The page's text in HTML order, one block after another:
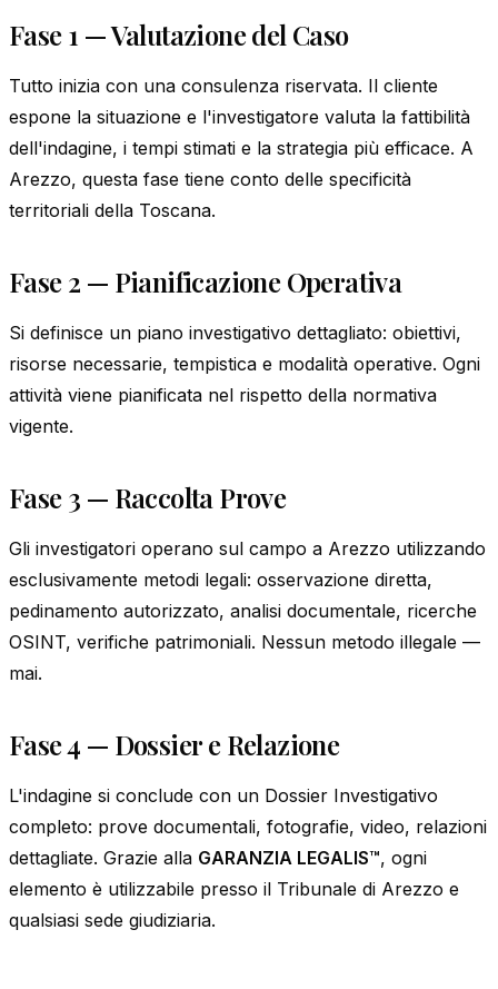
Fase 1 — Valutazione del Caso
Tutto inizia con una consulenza riservata. Il cliente
espone la situazione e l'investigatore valuta la fattibilità
dell'indagine, i tempi stimati e la strategia più efficace. A
Arezzo, questa fase tiene conto delle specificità
territoriali della Toscana.
Fase 2 — Pianificazione Operativa
Si definisce un piano investigativo dettagliato: obiettivi,
risorse necessarie, tempistica e modalità operative. Ogni
attività viene pianificata nel rispetto della normativa
vigente.
Fase 3 — Raccolta Prove
Gli investigatori operano sul campo a Arezzo utilizzando
esclusivamente metodi legali: osservazione diretta,
pedinamento autorizzato, analisi documentale, ricerche
OSINT, verifiche patrimoniali. Nessun metodo illegale —
mai.
Fase 4 — Dossier e Relazione
L'indagine si conclude con un Dossier Investigativo
completo: prove documentali, fotografie, video, relazioni
dettagliate. Grazie alla GARANZIA LEGALIS™, ogni
elemento è utilizzabile presso il Tribunale di Arezzo e
qualsiasi sede giudiziaria.